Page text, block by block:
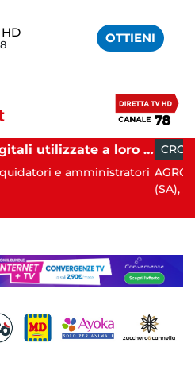
OTTIENI
Firme digitali utilizzate a loro insaputa: 9 indagati nel Vallo di Diano CRONACA 11:33
AGROPOLI. Nella notte del